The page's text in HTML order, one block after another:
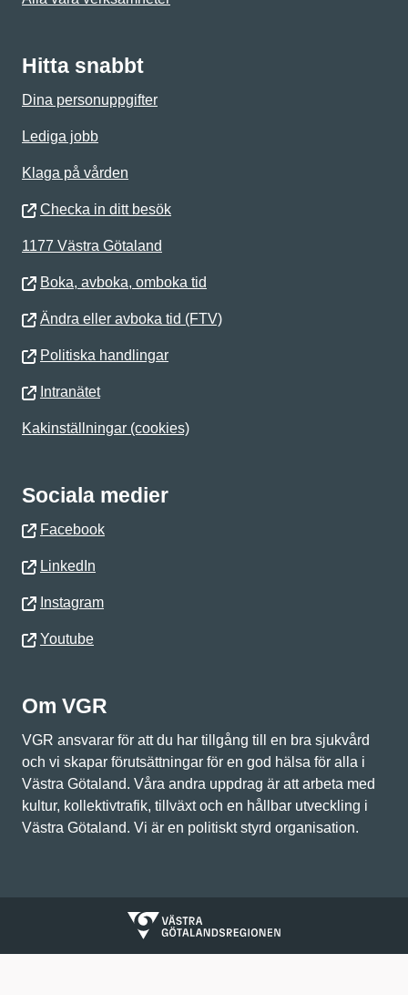
Hitta snabbt
Dina personuppgifter
Lediga jobb
Klaga på vården
Checka in ditt besök
1177 Västra Götaland
Boka, avboka, omboka tid
Ändra eller avboka tid (FTV)
Politiska handlingar
Intranätet
Kakinställningar (cookies)
Sociala medier
Facebook
LinkedIn
Instagram
Youtube
Om VGR
VGR ansvarar för att du har tillgång till en bra sjukvård
och vi skapar förutsättningar för en god hälsa för alla i
Västra Götaland. Våra andra uppdrag är att arbeta med
kultur, kollektivtrafik, tillväxt och en hållbar utveckling i
Västra Götaland. Vi är en politiskt styrd organisation.